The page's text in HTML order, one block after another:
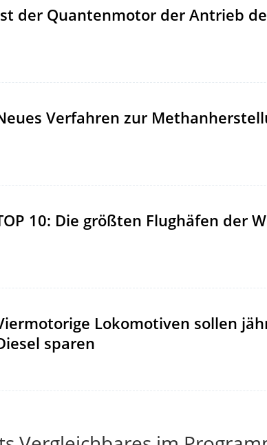
der Quantenmotor der Antrieb
Verfahren zur
10: Die größten Flughäfen der
Lokomotiven sollen
sparen